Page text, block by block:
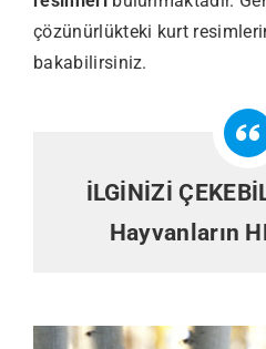
çözünürlükteki kurt
bakabilirsiniz.
İLGİNİZİ
Hayvanların